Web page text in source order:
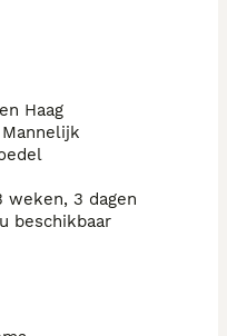
Haag
weken, 3 dagen
beschikbaar